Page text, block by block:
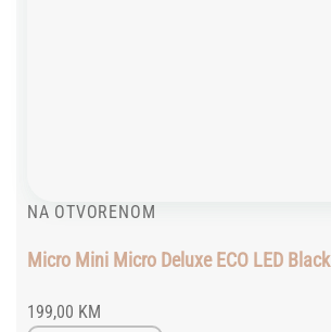
NA OTVORENOM
Micro Mini Micro Deluxe ECO LED Black
199,00 KM